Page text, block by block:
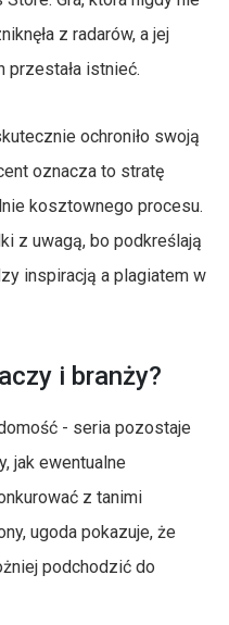
z radarów, a jej
przestała istnieć.
ochroniło swoją
oznacza to stratę
kosztownego procesu.
z uwagą, bo podkreślają
inspiracją a plagiatem w
i branży?
- seria pozostaje
jak ewentualne
z tanimi
ugoda pokazuje, że
podchodzić do